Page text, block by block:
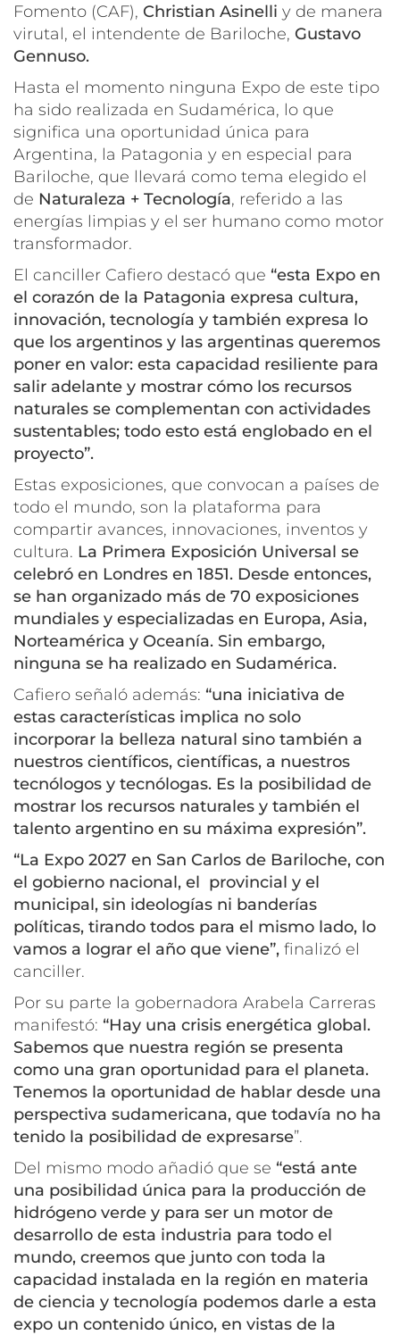
Fomento (CAF), Christian Asinelli y de manera
virutal, el intendente de Bariloche, Gustavo
Gennuso.
Hasta el momento ninguna Expo de este tipo
ha sido realizada en Sudamérica, lo que
significa una oportunidad única para
Argentina, la Patagonia y en especial para
Bariloche, que llevará como tema elegido el
de Naturaleza + Tecnología, referido a las
energías limpias y el ser humano como motor
transformador.
El canciller Cafiero destacó que “esta Expo en
el corazón de la Patagonia expresa cultura,
innovación, tecnología y también expresa lo
que los argentinos y las argentinas queremos
poner en valor: esta capacidad resiliente para
salir adelante y mostrar cómo los recursos
naturales se complementan con actividades
sustentables; todo esto está englobado en el
proyecto”.
Estas exposiciones, que convocan a países de
todo el mundo, son la plataforma para
compartir avances, innovaciones, inventos y
cultura. La Primera Exposición Universal se
celebró en Londres en 1851. Desde entonces,
se han organizado más de 70 exposiciones
mundiales y especializadas en Europa, Asia,
Norteamérica y Oceanía. Sin embargo,
ninguna se ha realizado en Sudamérica.
Cafiero señaló además: “una iniciativa de
estas características implica no solo
incorporar la belleza natural sino también a
nuestros científicos, científicas, a nuestros
tecnólogos y tecnólogas. Es la posibilidad de
mostrar los recursos naturales y también el
talento argentino en su máxima expresión”.
“La Expo 2027 en San Carlos de Bariloche, con
el gobierno nacional, el provincial y el
municipal, sin ideologías ni banderías
políticas, tirando todos para el mismo lado, lo
vamos a lograr el año que viene”, finalizó el
canciller.
Por su parte la gobernadora Arabela Carreras
manifestó: “Hay una crisis energética global.
Sabemos que nuestra región se presenta
como una gran oportunidad para el planeta.
Tenemos la oportunidad de hablar desde una
perspectiva sudamericana, que todavía no ha
tenido la posibilidad de expresarse”.
Del mismo modo añadió que se “está ante
una posibilidad única para la producción de
hidrógeno verde y para ser un motor de
desarrollo de esta industria para todo el
mundo, creemos que junto con toda la
capacidad instalada en la región en materia
de ciencia y tecnología podemos darle a esta
expo un contenido único, en vistas de la